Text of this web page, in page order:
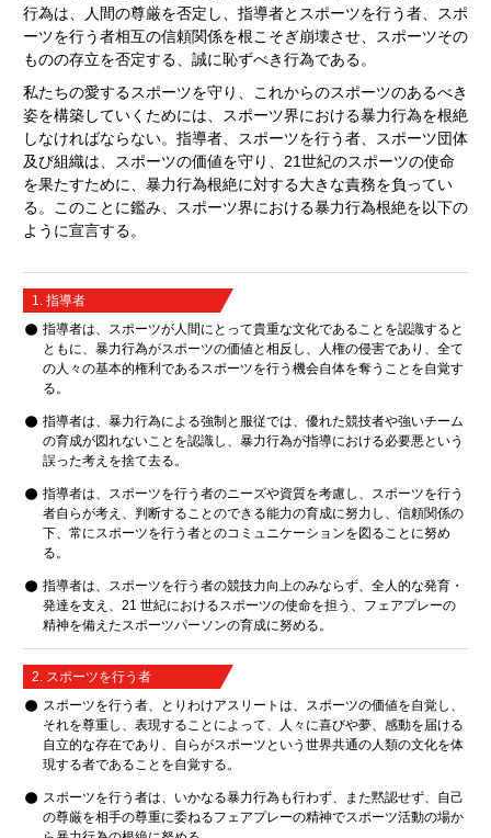
行為は、人間の尊厳を否定し、指導者とスポーツを行う者、スポ
ーツを行う者相互の信頼関係を根こそぎ崩壊させ、スポーツその
ものの存立を否定する、誠に恥ずべき行為である。
私たちの愛するスポーツを守り、これからのスポーツのあるべき
姿を構築していくためには、スポーツ界における暴力行為を根絶
しなければならない。指導者、スポーツを行う者、スポーツ団体
及び組織は、スポーツの価値を守り、21世紀のスポーツの使命
を果たすために、暴力行為根絶に対する大きな責務を負ってい
る。このことに鑑み、スポーツ界における暴力行為根絶を以下の
ように宣言する。
1. 指導者
指導者は、スポーツが人間にとって貴重な文化であることを認識すると
ともに、暴力行為がスポーツの価値と相反し、人権の侵害であり、全て
の人々の基本的権利であるスポーツを行う機会自体を奪うことを自覚す
る。
指導者は、暴力行為による強制と服従では、優れた競技者や強いチーム
の育成が図れないことを認識し、暴力行為が指導における必要悪という
誤った考えを捨て去る。
指導者は、スポーツを行う者のニーズや資質を考慮し、スポーツを行う
者自らが考え、判断することのできる能力の育成に努力し、信頼関係の
下、常にスポーツを行う者とのコミュニケーションを図ることに努め
る。
指導者は、スポーツを行う者の競技力向上のみならず、全人的な発育・
発達を支え、21 世紀におけるスポーツの使命を担う、フェアプレーの
精神を備えたスポーツパーソンの育成に努める。
2. スポーツを行う者
スポーツを行う者、とりわけアスリートは、スポーツの価値を自覚し、
それを尊重し、表現することによって、人々に喜びや夢、感動を届ける
自立的な存在であり、自らがスポーツという世界共通の人類の文化を体
現する者であることを自覚する。
スポーツを行う者は、いかなる暴力行為も行わず、また黙認せず、自己
の尊厳を相手の尊重に委ねるフェアプレーの精神でスポーツ活動の場か